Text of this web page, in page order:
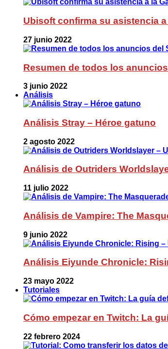
Ubisoft confirma su asistencia
27 junio 2022
Resumen de todos los
3 junio 2022
Análisis
Análisis Stray – Héroe gatuno
2 agosto 2022
Análisis de Outriders
11 julio 2022
Análisis de Vampire: The
9 junio 2022
Análisis Eiyunde Chronicle:
23 mayo 2022
Tutoriales
Cómo empezar en Twitch: La
22 febrero 2024